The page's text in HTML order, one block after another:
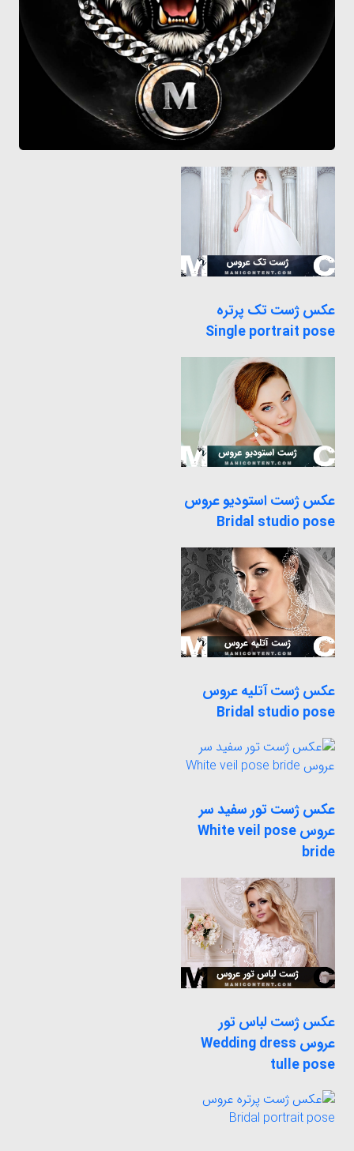
عکس ژست تک پرتره
Single portrait pose
عکس ژست استودیو عروس
Bridal studio pose
عکس ژست آتلیه عروس
Bridal studio pose
عکس ژست تور سفید سر
عروس White veil pose
bride
عکس ژست لباس تور
عروس Wedding dress
tulle pose